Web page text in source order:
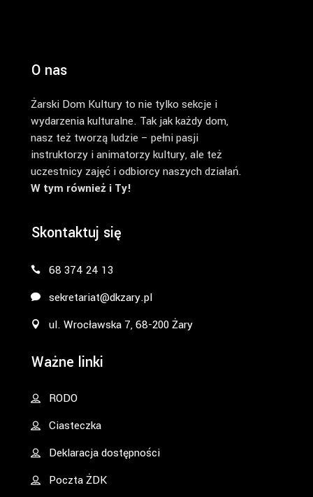
O nas
Żarski Dom Kultury to nie tylko sekcje i
wydarzenia kulturalne. Tak jak każdy dom,
nasz też tworzą ludzie – pełni pasji
instruktorzy i animatorzy kultury, ale też
uczestnicy zajęć i odbiorcy naszych działań.
W tym również i Ty!
Skontaktuj się
68 374 24 13
sekretariat@dkzary.pl
ul. Wrocławska 7, 68-200 Żary
Ważne linki
RODO
Ciasteczka
Deklaracja dostępności
Poczta ŻDK